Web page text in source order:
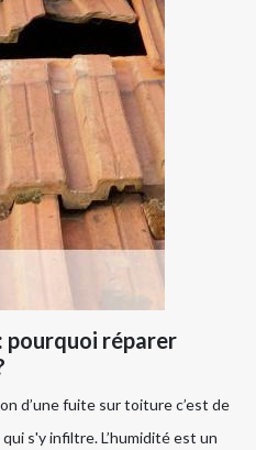
pourquoi réparer
d’une fuite sur toiture c’est de
s'y infiltre. L’humidité est un